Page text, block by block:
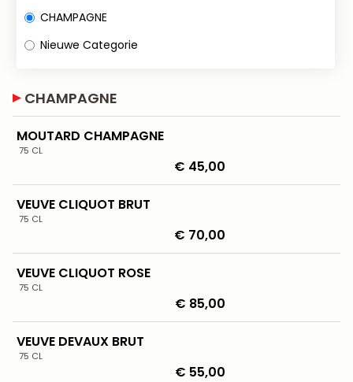
CHAMPAGNE
Nieuwe Categorie
CHAMPAGNE
MOUTARD CHAMPAGNE
75 CL
€ 45,00
VEUVE CLIQUOT BRUT
75 CL
€ 70,00
VEUVE CLIQUOT ROSE
75 CL
€ 85,00
VEUVE DEVAUX BRUT
75 CL
€ 55,00